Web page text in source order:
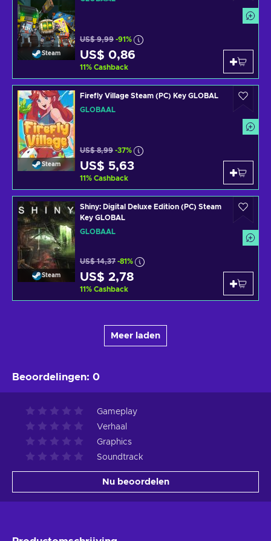
Steam
US$ 9,99 -91%
US$ 0,86
11% Cashback
Steam
Firefly Village Steam (PC) Key GLOBAL
GLOBAAL
US$ 8,99 -37%
US$ 5,63
11% Cashback
Steam
Shiny: Digital Deluxe Edition (PC) Steam
Key GLOBAL
GLOBAAL
US$ 14,37 -81%
US$ 2,78
11% Cashback
Meer laden
Beoordelingen: 0
Gameplay
Verhaal
Graphics
Soundtrack
Nu beoordelen